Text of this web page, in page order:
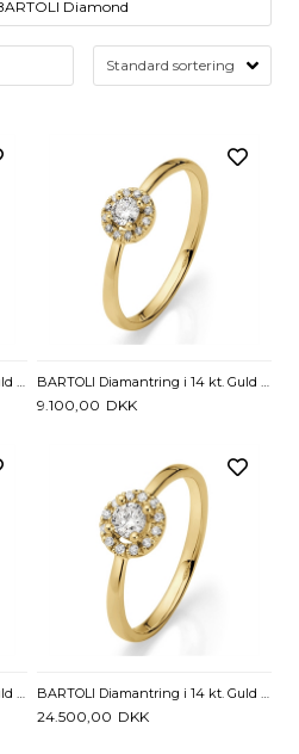
Diamond
BARTOLI Diamantring i 14 kt. Guld med Diamant - 0,12 ct. BARTOLI Diamantring i 14 kt. Guld med Diamant - 0,17 ct.
9.100,00 DKK
24.500,00 DKK